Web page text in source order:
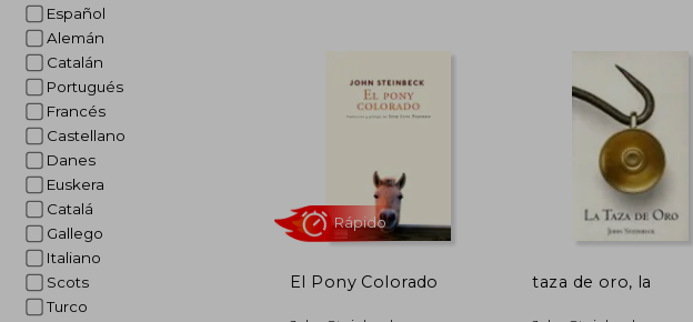
Español
Alemán
Catalán
Portugués
Francés
Castellano
Danes
Euskera
Catalá
Gallego
Italiano
Scots
Turco
dcto.
El Pony Colorado taza de oro, la